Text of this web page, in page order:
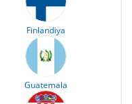
Finlandiya
Guatemala